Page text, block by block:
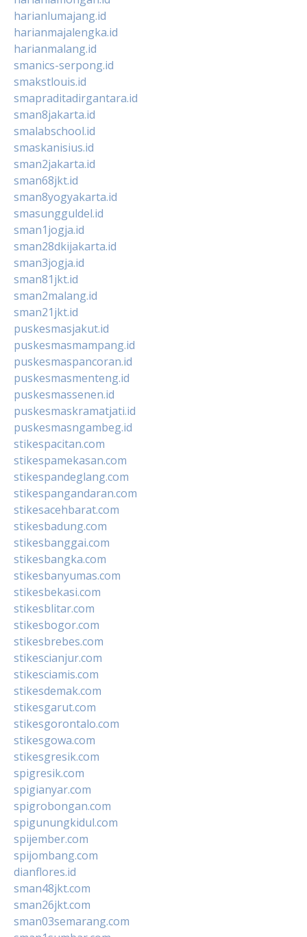
harianlumajang.id
harianmajalengka.id
harianmalang.id
smanics-serpong.id
smakstlouis.id
smapraditadirgantara.id
sman8jakarta.id
smalabschool.id
smaskanisius.id
sman2jakarta.id
sman68jkt.id
sman8yogyakarta.id
smasungguldel.id
sman1jogja.id
sman28dkijakarta.id
sman3jogja.id
sman81jkt.id
sman2malang.id
sman21jkt.id
puskesmasjakut.id
puskesmasmampang.id
puskesmaspancoran.id
puskesmasmenteng.id
puskesmassenen.id
puskesmaskramatjati.id
puskesmasngambeg.id
stikespacitan.com
stikespamekasan.com
stikespandeglang.com
stikespangandaran.com
stikesacehbarat.com
stikesbadung.com
stikesbanggai.com
stikesbangka.com
stikesbanyumas.com
stikesbekasi.com
stikesblitar.com
stikesbogor.com
stikesbrebes.com
stikescianjur.com
stikesciamis.com
stikesdemak.com
stikesgarut.com
stikesgorontalo.com
stikesgowa.com
stikesgresik.com
spigresik.com
spigianyar.com
spigrobongan.com
spigunungkidul.com
spijember.com
spijombang.com
dianflores.id
sman48jkt.com
sman26jkt.com
sman03semarang.com